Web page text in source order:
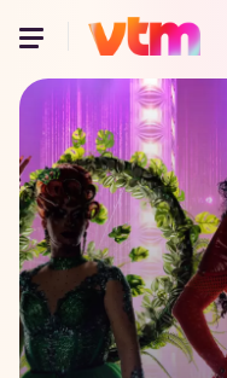
Voor je onze
best je
van de
Google
Firefox
Safari